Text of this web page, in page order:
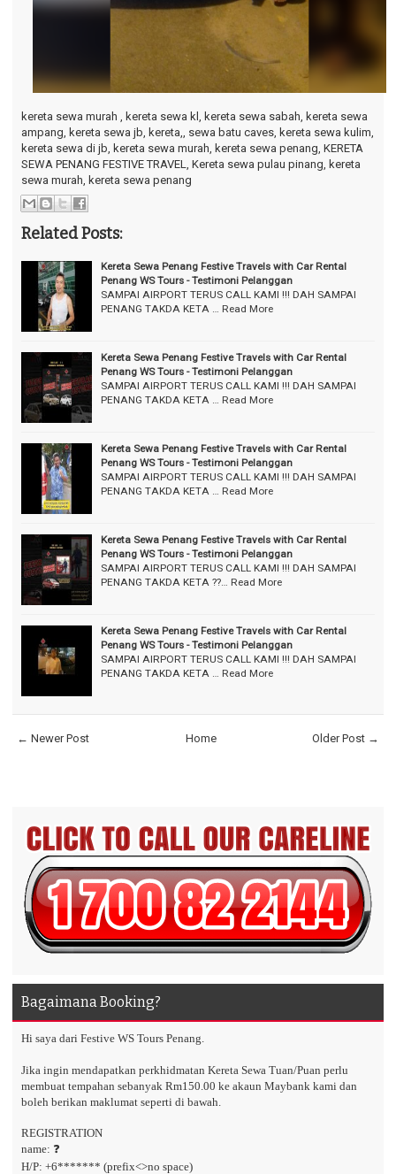
kereta sewa murah , kereta sewa kl, kereta sewa sabah, kereta sewa
ampang, kereta sewa jb, kereta,, sewa batu caves, kereta sewa kulim,
kereta sewa di jb, kereta sewa murah, kereta sewa penang, KERETA
SEWA PENANG FESTIVE TRAVEL, Kereta sewa pulau pinang, kereta
sewa murah, kereta sewa penang
Related Posts:
Kereta Sewa Penang Festive Travels with Car Rental
Penang WS Tours - Testimoni Pelanggan
SAMPAI AIRPORT TERUS CALL KAMI !!! DAH SAMPAI
PENANG TAKDA KETA …
Read More
Kereta Sewa Penang Festive Travels with Car Rental
Penang WS Tours - Testimoni Pelanggan
SAMPAI AIRPORT TERUS CALL KAMI !!! DAH SAMPAI
PENANG TAKDA KETA …
Read More
Kereta Sewa Penang Festive Travels with Car Rental
Penang WS Tours - Testimoni Pelanggan
SAMPAI AIRPORT TERUS CALL KAMI !!! DAH SAMPAI
PENANG TAKDA KETA …
Read More
Kereta Sewa Penang Festive Travels with Car Rental
Penang WS Tours - Testimoni Pelanggan
SAMPAI AIRPORT TERUS CALL KAMI !!! DAH SAMPAI
PENANG TAKDA KETA ??…
Read More
Kereta Sewa Penang Festive Travels with Car Rental
Penang WS Tours - Testimoni Pelanggan
SAMPAI AIRPORT TERUS CALL KAMI !!! DAH SAMPAI
PENANG TAKDA KETA …
Read More
← Newer Post Older Post →
Home
Bagaimana Booking?
Hi saya dari Festive WS Tours Penang.
Jika ingin mendapatkan perkhidmatan Kereta Sewa Tuan/Puan perlu
membuat tempahan sebanyak Rm150.00 ke akaun Maybank kami dan
boleh berikan maklumat seperti di bawah.
REGISTRATION
name: ❓
H/P: +6******* (prefix<>no space)